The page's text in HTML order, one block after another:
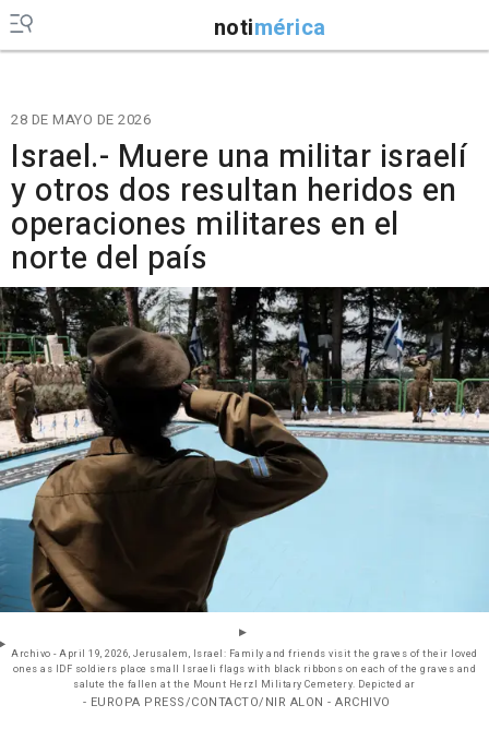
notimérica
28 DE MAYO DE 2026
Israel.- Muere una militar israelí
y otros dos resultan heridos en
operaciones militares en el
norte del país
Archivo - April 19, 2026, Jerusalem, Israel: Family and friends visit the graves of their loved
ones as IDF soldiers place small Israeli flags with black ribbons on each of the graves and
salute the fallen at the Mount Herzl Military Cemetery. Depicted ar
- EUROPA PRESS/CONTACTO/NIR ALON - ARCHIVO